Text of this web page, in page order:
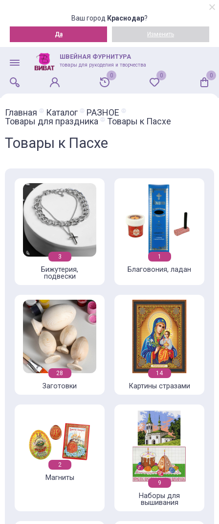
Ваш город Краснодар?
Да Изменить
ШВЕЙНАЯ ФУРНИТУРА
товары для рукоделия и творчества
0 0 0
Главная Каталог
РАЗНОЕ
Товары для праздника
Товары к Пасхе
Товары к Пасхе
3
Бижутерия,
подвески
1
Благовония, ладан
28
Заготовки
14
Картины стразами
2
Магниты
9
Наборы для
вышивания